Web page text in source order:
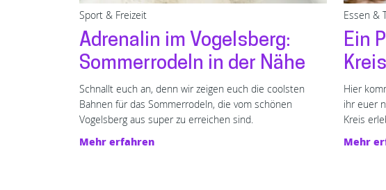
Sport & Freizeit
Adrenalin im Vogelsberg:
Sommerrodeln in der Nähe
Schnallt euch an, denn wir zeigen euch die coolsten
Bahnen für das Sommerrodeln, die vom schönen
Vogelsberg aus super zu erreichen sind.
Mehr erfahren
Essen &
Ein
Hier
ihr euer
Kreis
Mehr